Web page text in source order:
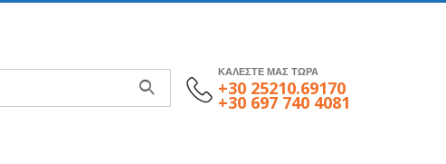
ΚΑΛΕΣΤΕ ΜΑΣ ΤΩΡΑ
+30 25210.69170
+30 697 740 4081